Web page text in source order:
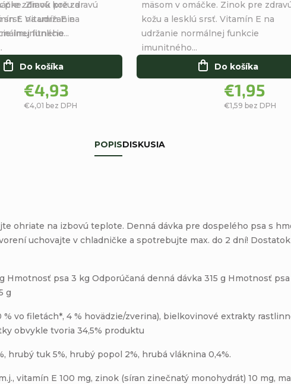
pre zdravú kožu a
E na udržanie
imunitného...
5
hviezdičiek.
€4,01 bez DPH
€4,93
Do košíka
Zinok pre zdravú
srsť. Vitamín E na
funkcie
5
€1,59 bez DPH
€1,95
Do košíka
mäsom v omáčke. Zinok pre
kožu a lesklú srsť. Vitamín E na
udržanie normálnej funkcie
imunitného...
POPISDISKUSIA
ohriate na izbovú teplote. Denná dávka pre dospelého psa s
uchovajte v chladničke a spotrebujte max. do 2 dní!
Hmotnosť psa 3 kg Odporúčaná denná dávka 315 g Hmotnosť
g
vo filetách*, 4 % hovädzie/zverina), bielkovinové extrakty
obvykle tvoria 34,5% produktu
hrubý tuk 5%, hrubý popol 2%, hrubá vláknina 0,4%.
vitamín E 100 mg, zinok (síran zinečnatý monohydrát) 10 mg,